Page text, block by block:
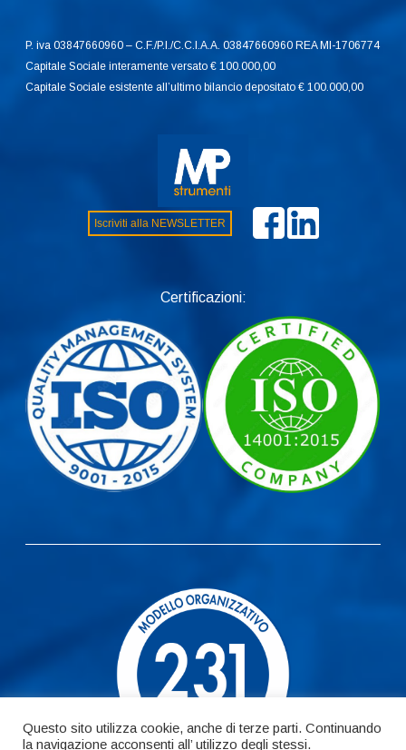
P. iva 03847660960 – C.F./P.I./C.C.I.A.A. 03847660960 REA MI-1706774
Capitale Sociale interamente versato € 100.000,00
Capitale Sociale esistente all’ultimo bilancio depositato € 100.000,00
Iscriviti alla NEWSLETTER
Certificazioni:
Questo sito utilizza cookie, anche di terze parti. Continuando
la navigazione acconsenti all’ utilizzo degli stessi.